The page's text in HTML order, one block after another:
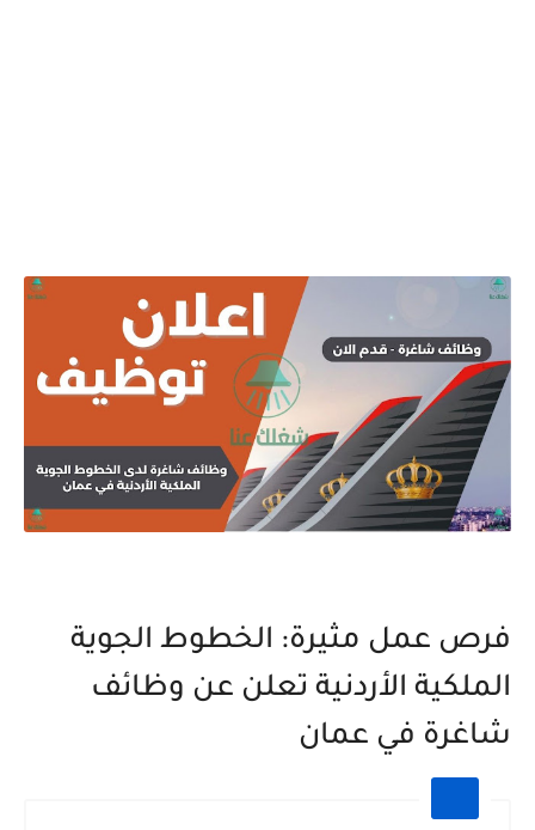
فرص عمل مثيرة: الخطوط الجوية
الملكية الأردنية تعلن عن وظائف
شاغرة في عمان